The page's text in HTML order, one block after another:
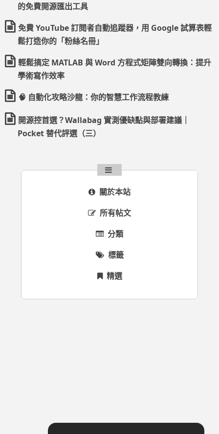
的免費開源匯出工具
免費 YouTube 訂閱者自動追蹤器，用 Google 試算表輕
鬆打造你的「粉絲名冊」
輕鬆搞定 MATLAB 與 Word 方程式矩陣雙向轉換：提升
學術寫作效率
🧠 自動化攻略沙龍：你的智慧工作流程教練
開源控首選？Wallabag 實測優缺點與部署建議｜
Pocket 替代評選（三）
關於本站
所有帖文
分類
標籤
精選